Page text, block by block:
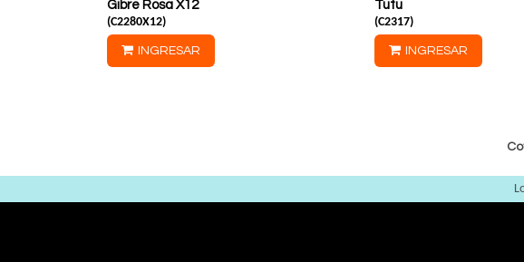
Gibre Rosa X12
(C2280X12)
INGRESAR
Tutu
(C2317)
INGRESAR